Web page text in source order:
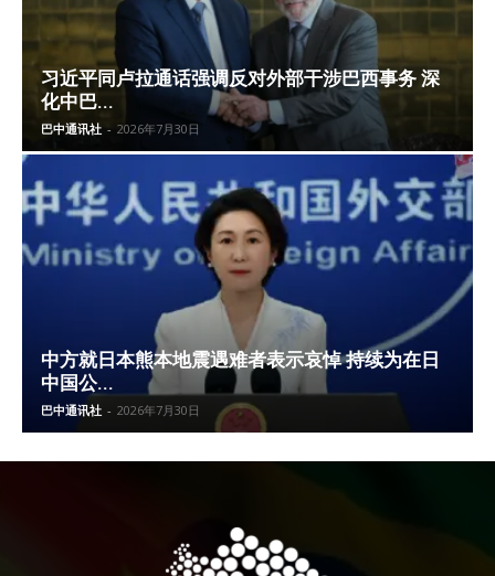
习近平同卢拉通话强调反对外部干涉巴西事务 深
化中巴...
巴中通讯社 - 2026年7月30日
中方就日本熊本地震遇难者表示哀悼 持续为在日
中国公...
巴中通讯社 - 2026年7月30日